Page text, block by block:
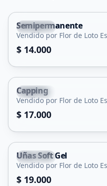
Capital
Servicio
Semipermanente
Vendido por Flor de Loto
$ 14.000
Capital
Servicio
Capping
Vendido por Flor de Loto
$ 17.000
Capital
Servicio
Uñas Soft Gel
Vendido por Flor de Loto
$ 19.000